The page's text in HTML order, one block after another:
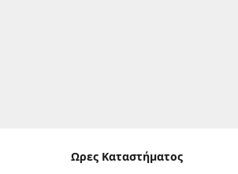
Ωρες Καταστήματος